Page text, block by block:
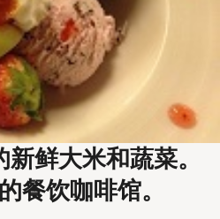
鲜大米和蔬菜。
餐饮咖啡馆。